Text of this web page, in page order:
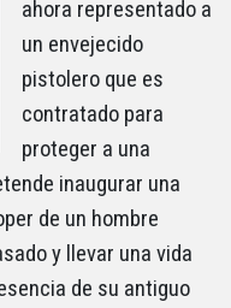
ahora representado a
un envejecido
pistolero que es
contratado para
proteger a una
inaugurar una
de un hombre
y llevar una vida
de su antiguo